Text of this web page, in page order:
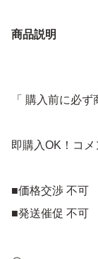
商品説明
「 購入前に必
即購入OK！コ
■価格交渉 不可
■発送催促 不可